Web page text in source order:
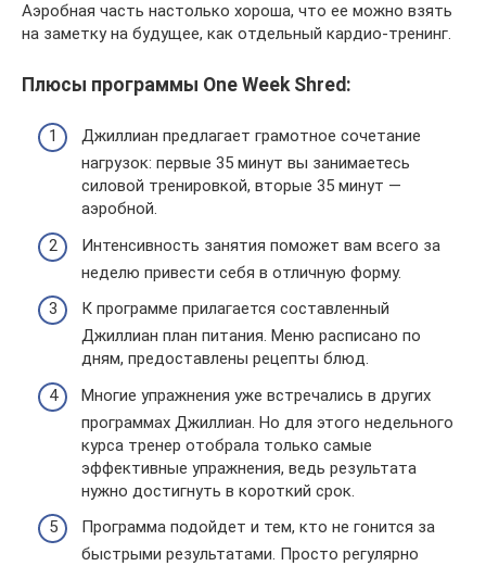
Аэробная часть настолько хороша, что ее можно взять
на заметку на будущее, как отдельный кардио-тренинг.
Плюсы программы One Week Shred:
Джиллиан предлагает грамотное сочетание
нагрузок: первые 35 минут вы занимаетесь
силовой тренировкой, вторые 35 минут —
аэробной.
Интенсивность занятия поможет вам всего за
неделю привести себя в отличную форму.
К программе прилагается составленный
Джиллиан план питания. Меню расписано по
дням, предоставлены рецепты блюд.
Многие упражнения уже встречались в других
программах Джиллиан. Но для этого недельного
курса тренер отобрала только самые
эффективные упражнения, ведь результата
нужно достигнуть в короткий срок.
Программа подойдет и тем, кто не гонится за
быстрыми результатами. Просто регулярно